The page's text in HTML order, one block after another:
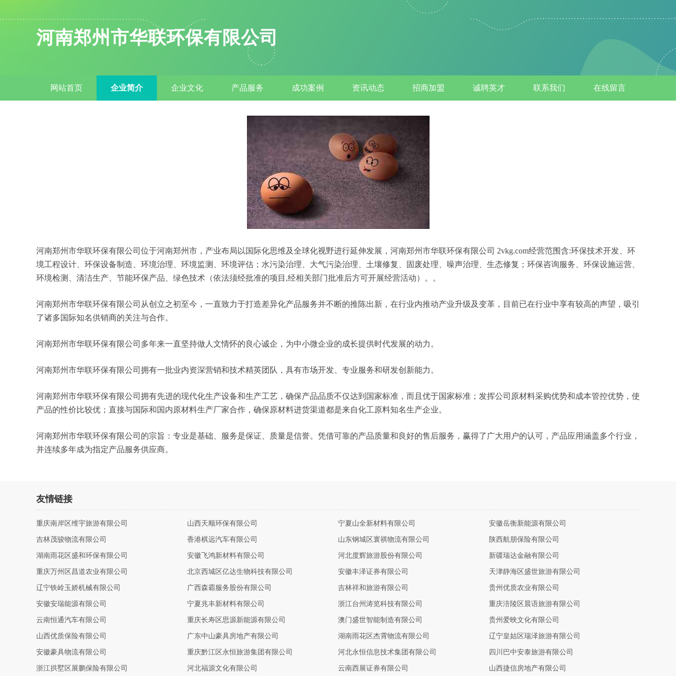
河南郑州市华联环保有限公司
网站首页 企业简介 企业文化 产品服务 成功案例 资讯动态 招商加盟 诚聘英才 联系我们 在线留言
河南郑州市华联环保有限公司位于河南郑州市，产业布局以国际化思维及全球化视野进行延伸发展，河南郑州市华联环保有限公司 2vkg.com经营范围含:环保技术开发、环
境工程设计、环保设备制造、环境治理、环境监测、环境评估；水污染治理、大气污染治理、土壤修复、固废处理、噪声治理、生态修复；环保咨询服务、环保设施运营、
环境检测、清洁生产、节能环保产品、绿色技术（依法须经批准的项目,经相关部门批准后方可开展经营活动）。。
河南郑州市华联环保有限公司从创立之初至今，一直致力于打造差异化产品服务并不断的推陈出新，在行业内推动产业升级及变革，目前已在行业中享有较高的声望，吸引
了诸多国际知名供销商的关注与合作。
河南郑州市华联环保有限公司多年来一直坚持做人文情怀的良心诚企，为中小微企业的成长提供时代发展的动力。
河南郑州市华联环保有限公司拥有一批业内资深营销和技术精英团队，具有市场开发、专业服务和研发创新能力。
河南郑州市华联环保有限公司拥有先进的现代化生产设备和生产工艺，确保产品品质不仅达到国家标准，而且优于国家标准；发挥公司原材料采购优势和成本管控优势，使
产品的性价比较优；直接与国际和国内原材料生产厂家合作，确保原材料进货渠道都是来自化工原料知名生产企业。
河南郑州市华联环保有限公司的宗旨：专业是基础、服务是保证、质量是信誉。凭借可靠的产品质量和良好的售后服务，赢得了广大用户的认可，产品应用涵盖多个行业，
并连续多年成为指定产品服务供应商。
友情链接
重庆南岸区维宇旅游有限公司 山西天顺环保有限公司 宁夏山全新材料有限公司 安徽岳衡新能源有限公司
吉林茂骏物流有限公司 香港棋远汽车有限公司 山东钢城区寰祺物流有限公司 陕西航朋保险有限公司
湖南雨花区盛和环保有限公司 安徽飞鸿新材料有限公司 河北度辉旅游股份有限公司 新疆瑞达金融有限公司
重庆万州区昌道农业有限公司 北京西城区亿达生物科技有限公司 安徽丰泽证券有限公司 天津静海区盛世旅游有限公司
辽宁铁岭玉娇机械有限公司 广西森霸服务股份有限公司 吉林祥和旅游有限公司 贵州优质农业有限公司
安徽安瑞能源有限公司 宁夏兆丰新材料有限公司 浙江台州涛览科技有限公司 重庆涪陵区晨语旅游有限公司
云南恒通汽车有限公司 重庆长寿区思源新能源有限公司 澳门盛世智能制造有限公司 贵州爱映文化有限公司
山西优质保险有限公司 广东中山豪具房地产有限公司 湖南雨花区杰霄物流有限公司 辽宁皇姑区瑞泽旅游有限公司
安徽豪具物流有限公司 重庆黔江区永恒旅游集团有限公司 河北永恒信息技术集团有限公司 四川巴中安泰旅游有限公司
浙江拱墅区展鹏保险有限公司 河北福源文化有限公司 云南西展证券有限公司 山西捷信房地产有限公司